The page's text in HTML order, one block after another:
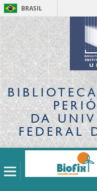
BRASIL
DA
FEDERAL